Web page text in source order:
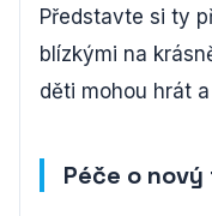
Představte si ty
blízkými na
děti mohou hrát
Péče o